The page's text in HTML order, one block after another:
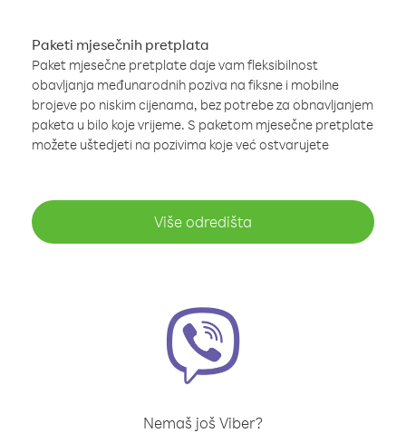
Paketi mjesečnih pretplata
Paket mjesečne pretplate daje vam fleksibilnost
obavljanja međunarodnih poziva na fiksne i mobilne
brojeve po niskim cijenama, bez potrebe za obnavljanjem
paketa u bilo koje vrijeme. S paketom mjesečne pretplate
možete uštedjeti na pozivima koje već ostvarujete
Više odredišta
Nemaš još Viber?